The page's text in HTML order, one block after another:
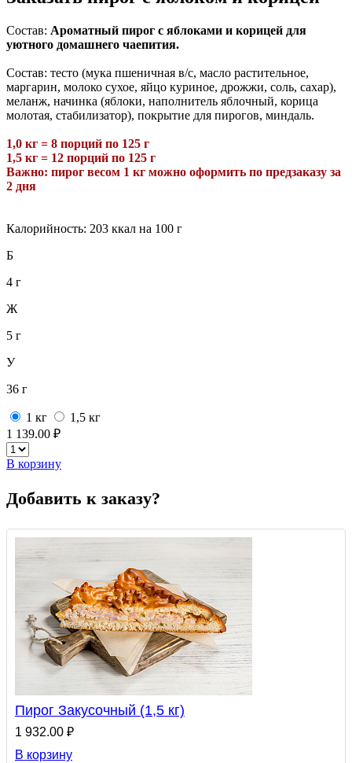
Состав: Ароматный пирог с яблоками и корицей для
уютного домашнего чаепития.
Состав: тесто (мука пшеничная в/с, масло растительное,
маргарин, молоко сухое, яйцо куриное, дрожжи, соль, сахар),
меланж, начинка (яблоки, наполнитель яблочный, корица
молотая, стабилизатор), покрытие для пирогов, миндаль.
1,0 кг = 8 порций по 125 г
1,5 кг = 12 порций по 125 г
Важно: пирог весом 1 кг можно оформить по предзаказу за
2 дня
Калорийность: 203 ккал на 100 г
Б
4 г
Ж
5 г
У
36 г
1 кг
1,5 кг
1 139.00 ₽
В корзину
Добавить к заказу?
Пирог Закусочный (1,5 кг)
1 932.00 ₽
В корзину